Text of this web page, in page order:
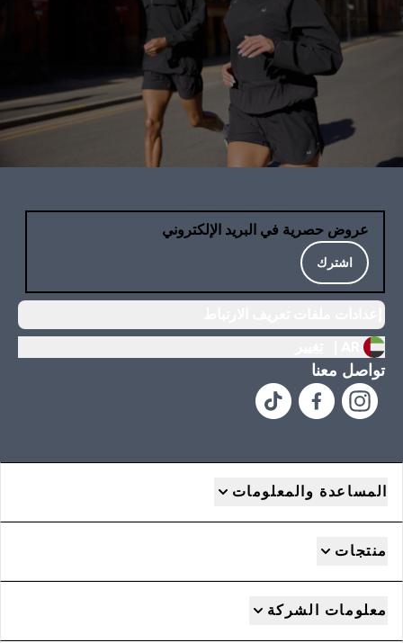
عروض حصرية في البريد الإلكتروني
اشترك
تواصل معنا
المساعدة والمعلومات
منتجات
معلومات الشركة